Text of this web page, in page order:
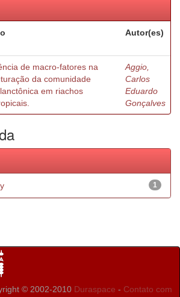
Autor(es)
de macro-fatores na
da comunidade
em riachos
Aggio,
Carlos
Eduardo
Gonçalves
1
© 2002-2010 Duraspace - Contato com